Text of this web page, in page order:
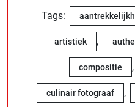
Tags:
artistiek ,
compositie ,
culinair fotograaf ,